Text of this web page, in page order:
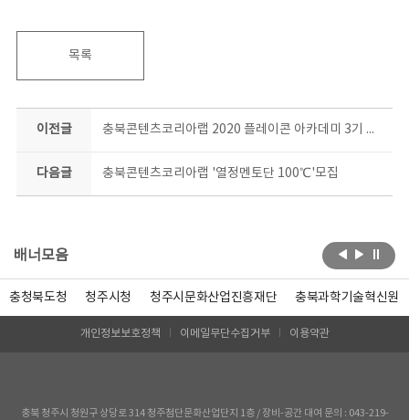
목록
이전글 충북콘텐츠코리아랩 2020 플레이콘 아카데미 3기 온라인 플랫폼 교육
다음글 충북콘텐츠코리아랩 '열정멘토단 100℃'모집
배너모음
충청북도청 청주시청 청주시문화산업진흥재단 충북과학기술혁신원
개인정보보호정책 이메일무단수집거부 이용약관
충북 청주시 청원구 상당로 314 청주첨단문화산업단지 1층 / 장비-공간 대여 문의 : 043-219-